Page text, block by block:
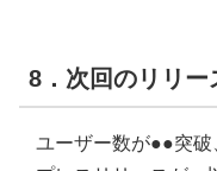
8．次回のリリー
ユーザー数が●●突